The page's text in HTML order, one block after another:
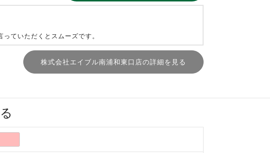
ていただくとスムーズです。
株式会社エイブル南浦和東口店の詳細を見る